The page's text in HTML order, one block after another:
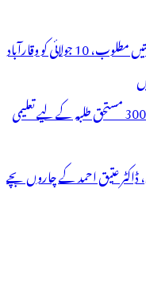
اپولو فارمیسی میں ملازمتوں کے لیے درخواستیں مطلوب، 10 جولائی کو وقارآباد
شادی کے غیر ضروری اخراجات میں کمی، 300 مستحق طلبہ کے لیے تعلیمی
عتیق احمد کے چاروں بچے